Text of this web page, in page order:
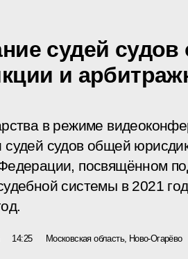
судей
и
в режиме
судов общей
посвящённом
системы в 2021
14:25 Московская область, Ново-Огарёво